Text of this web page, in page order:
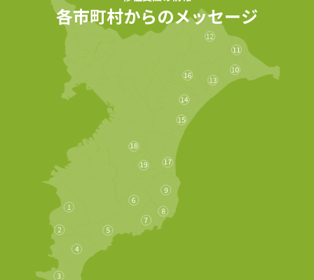
各市町村からのメッセージ